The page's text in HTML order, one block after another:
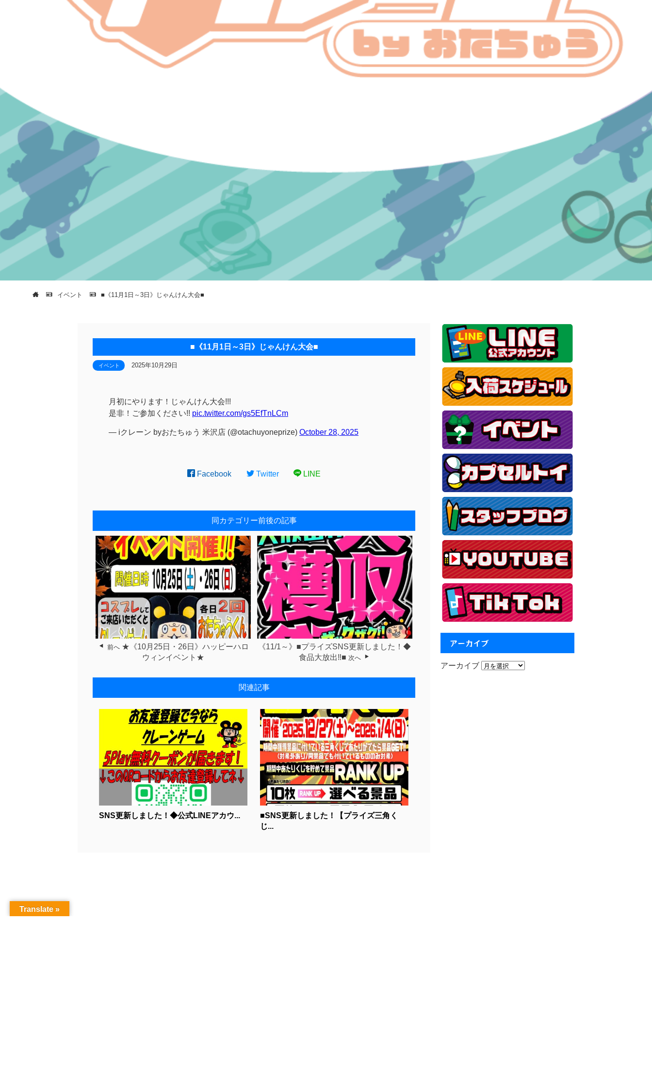
イベント ■《11月1日～3日》じゃんけん大会■
■《11月1日～3日》じゃんけん大会■
イベント 2025年10月29日
月初にやります！じゃんけん大会!!!
是非！ご参加ください!! pic.twitter.com/gs5EfTnLCm
— iクレーン byおたちゅう 米沢店 (@otachuyoneprize) October 28, 2025
Facebook Twitter LINE
同カテゴリー前後の記事
前へ ★《10月25日・26日》ハッピーハロ
ウィンイベント★
《11/1～》■プライズSNS更新しました！◆
食品大放出‼■ 次へ
関連記事
SNS更新しました！◆公式LINEアカウ...
■SNS更新しました！【プライズ三角く
じ...
アーカイブ
アーカイブ
Translate »